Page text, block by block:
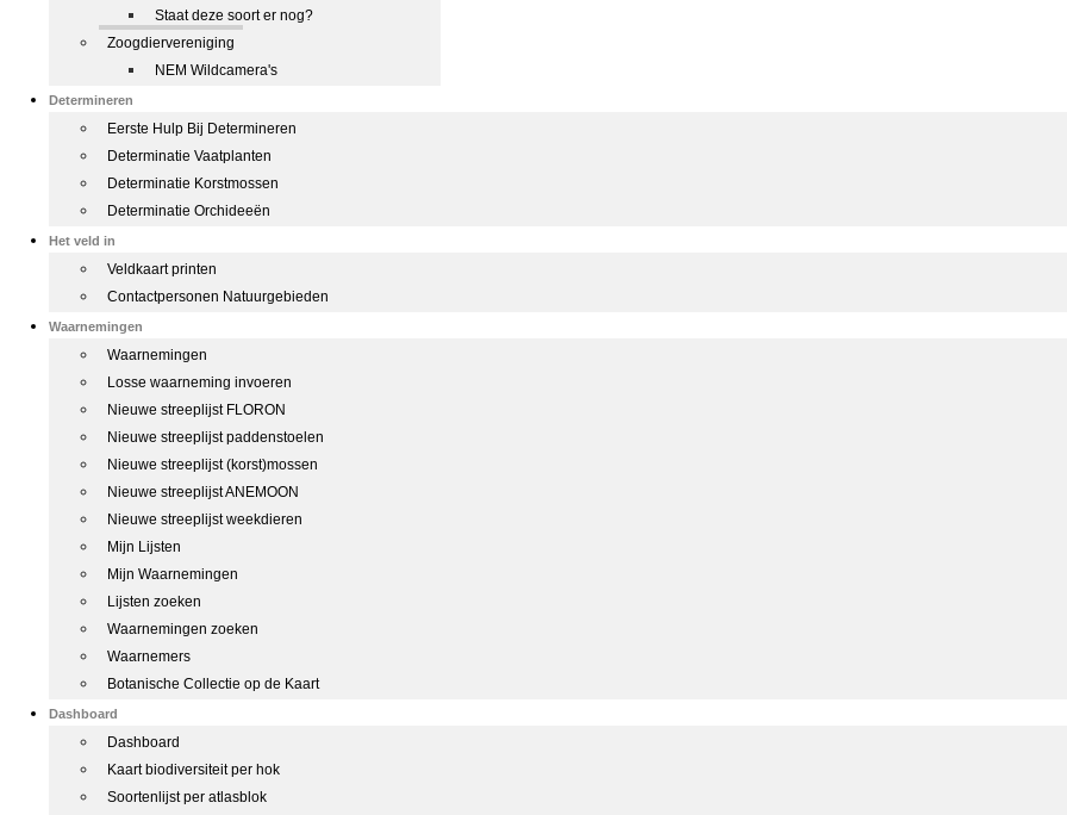
Staat deze soort er nog?
Zoogdiervereniging
NEM Wildcamera's
Determineren
Eerste Hulp Bij Determineren
Determinatie Vaatplanten
Determinatie Korstmossen
Determinatie Orchideeën
Het veld in
Veldkaart printen
Contactpersonen Natuurgebieden
Waarnemingen
Waarnemingen
Losse waarneming invoeren
Nieuwe streeplijst FLORON
Nieuwe streeplijst paddenstoelen
Nieuwe streeplijst (korst)mossen
Nieuwe streeplijst ANEMOON
Nieuwe streeplijst weekdieren
Mijn Lijsten
Mijn Waarnemingen
Lijsten zoeken
Waarnemingen zoeken
Waarnemers
Botanische Collectie op de Kaart
Dashboard
Dashboard
Kaart biodiversiteit per hok
Soortenlijst per atlasblok